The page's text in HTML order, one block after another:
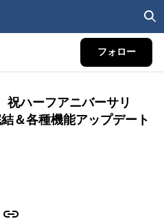
フォロー
祝ハーフアニバーサリ
＆各種機能アップデート